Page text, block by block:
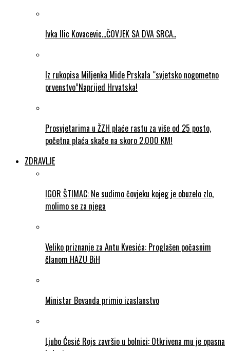
Ivka Ilic Kovacevic…ČOVJEK SA DVA SRCA..
Iz rukopisa Miljenka Mide Prskala “svjetsko nogometno
prvenstvo”Naprijed Hrvatska!
Prosvjetarima u ŽZH plaće rastu za više od 25 posto,
početna plaća skače na skoro 2.000 KM!
ZDRAVLJE
IGOR ŠTIMAC: Ne sudimo čovjeku kojeg je obuzelo zlo,
molimo se za njega
Veliko priznanje za Antu Kvesića: Proglašen počasnim
članom HAZU BiH
Ministar Bevanda primio izaslanstvo
Ljubo Ćesić Rojs završio u bolnici: Otkrivena mu je opasna